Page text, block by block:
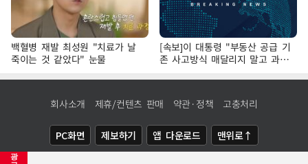
광
백혈병 재발 최성원 "치료가 날
죽이는 것 같았다" 눈물
[속보]이 대통령 "부동산 공급 기
존 사고방식 매달리지 말고 과감
히 실천"
회사소개 제휴/컨텐츠 판매 약관·정책 고충처리
PC화면 제보하기 앱 다운로드 맨위로↑